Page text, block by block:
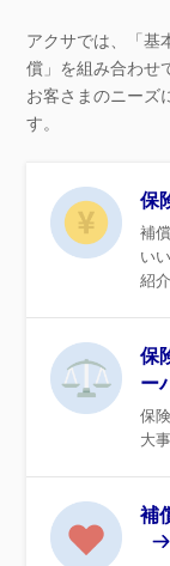
アクサでは、「基
償」を組み合わせ
お客さまのニーズ
す。
保
補
い
紹
保
ー
保
大
補